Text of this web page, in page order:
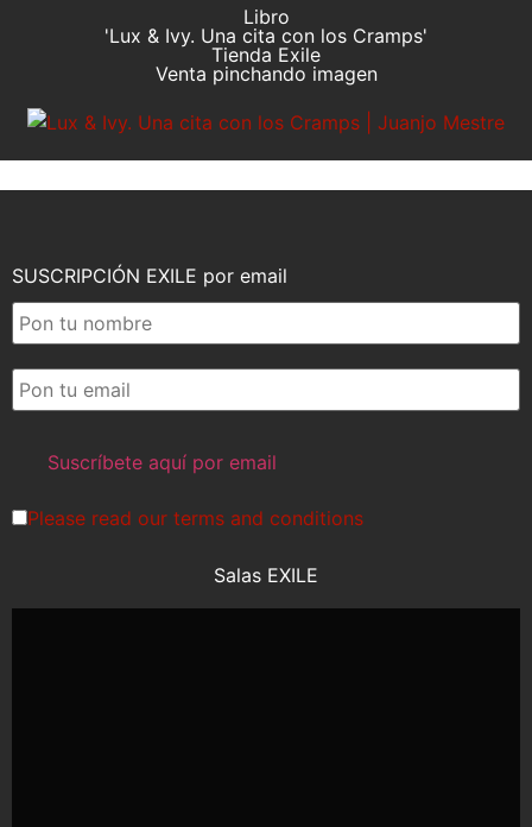
Libro
'Lux & Ivy. Una cita con los Cramps'
Tienda Exile
Venta pinchando imagen
SUSCRIPCIÓN EXILE por email
Please read our terms and conditions
Salas EXILE